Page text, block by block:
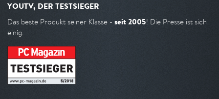
YOUTV, DER TESTSIEGER
Das beste Produkt seiner Klasse - seit 2005! Die Presse ist sich
einig.